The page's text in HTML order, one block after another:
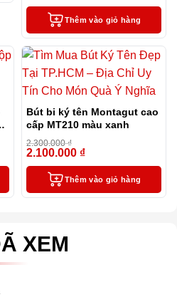
Thêm vào giỏ hàng
Bút bi ký tên Montagut cao
cấp MT210 màu xanh
2.300.000₫
2.100.000 ₫
Thêm vào giỏ hàng
XEM